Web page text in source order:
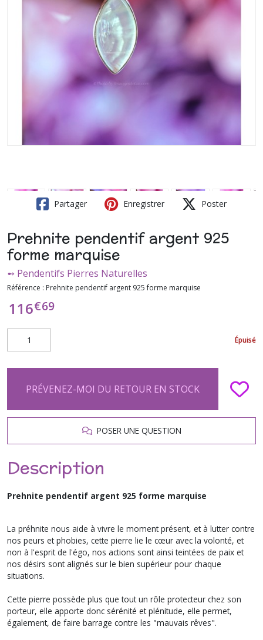
Partager Enregistrer Poster
Prehnite pendentif argent 925
forme marquise
➻ Pendentifs Pierres Naturelles
Référence : Prehnite pendentif argent 925 forme marquise
116€69
Épuisé
PRÉVENEZ-MOI DU RETOUR EN STOCK
POSER UNE QUESTION
Description
Prehnite pendentif argent 925 forme marquise
La préhnite nous aide à vivre le moment présent, et à lutter contre
nos peurs et phobies, cette pierre lie le cœur avec la volonté, et
non à l'esprit de l'égo, nos actions sont ainsi teintées de paix et
nos désirs sont alignés sur le bien supérieur pour chaque
situations.
Cette pierre possède plus que tout un rôle protecteur chez son
porteur, elle apporte donc sérénité et plénitude, elle permet,
également, de faire barrage contre les "mauvais rêves".